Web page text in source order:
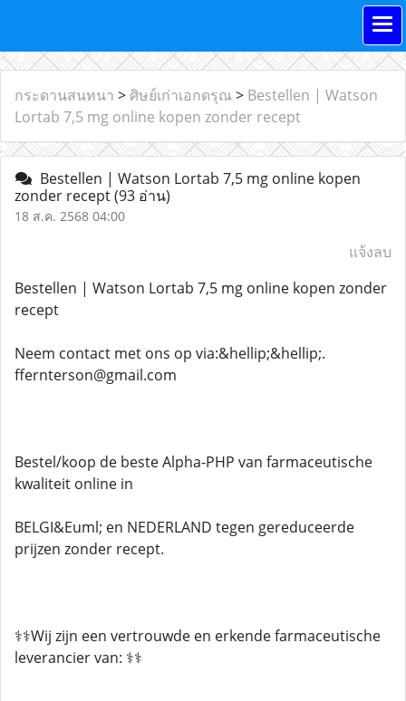
กระดานสนทนา > ศิษย์เก่าเอกดรุณ > Bestellen | Watson
Lortab 7,5 mg online kopen zonder recept
Bestellen | Watson Lortab 7,5 mg online kopen
zonder recept(93 อ่าน)
18 ส.ค. 2568 04:00
แจ้งลบ
Bestellen | Watson Lortab 7,5 mg online kopen zonder
recept
Neem contact met ons op via:&hellip;&hellip;.
ffernterson@gmail.com
Bestel/koop de beste Alpha-PHP van farmaceutische
kwaliteit online in
BELGI&Euml; en NEDERLAND tegen gereduceerde
prijzen zonder recept.
⚕️⚕️Wij zijn een vertrouwde en erkende farmaceutische
leverancier van: ⚕️⚕️